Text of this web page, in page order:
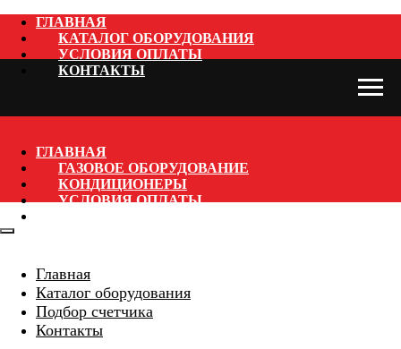
ГЛАВНАЯ
КАТАЛОГ ОБОРУДОВАНИЯ
УСЛОВИЯ ОПЛАТЫ
КОНТАКТЫ
ГЛАВНАЯ
ГАЗОВОЕ ОБОРУДОВАНИЕ
КОНДИЦИОНЕРЫ
УСЛОВИЯ ОПЛАТЫ
Главная
Каталог оборудования
Подбор счетчика
Контакты